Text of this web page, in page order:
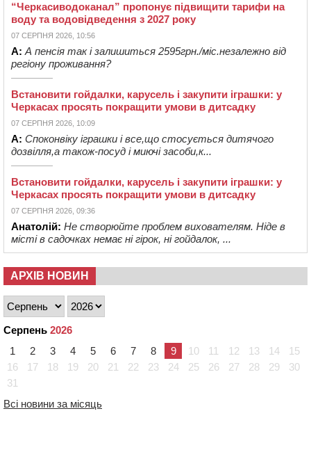
“Черкасиводоканал” пропонує підвищити тарифи на
воду та водовідведення з 2027 року
07 СЕРПНЯ 2026, 10:56
А: А пенсія так і залишиться 2595грн./міс.незалежно від
регіону проживання?
Встановити гойдалки, карусель і закупити іграшки: у
Черкасах просять покращити умови в дитсадку
07 СЕРПНЯ 2026, 10:09
А: Споконвіку іграшки і все,що стосується дитячого
дозвілля,а також-посуд і миючі засоби,к...
Встановити гойдалки, карусель і закупити іграшки: у
Черкасах просять покращити умови в дитсадку
07 СЕРПНЯ 2026, 09:36
Анатолій: Не створюйте проблем вихователям. Ніде в
місті в садочках немає ні гірок, ні гойдалок, ...
АРХІВ НОВИН
Серпень 2026
1
2 3 4 5 6 7 8 9 10 11 12 13 14
15
16
17 18 19 20 21 22 23 24 25 26 27 28 29
30
31
Всі новини за місяць